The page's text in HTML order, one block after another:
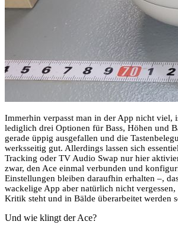
Immerhin verpasst man in der App nicht viel,
lediglich drei Optionen für Bass, Höhen und
gerade üppig ausgefallen und die
werksseitig gut. Allerdings lassen sich
Tracking oder TV Audio Swap nur hier
zwar, den Ace einmal verbunden und
Einstellungen bleiben daraufhin erhalten –,
wackelige App aber natürlich nicht
Kritik steht und in Bälde überarbeitet werden
Und wie klingt der Ace?